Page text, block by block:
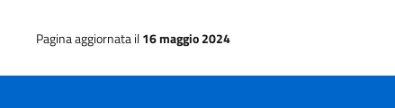
Pagina aggiornata il16 maggio 2024